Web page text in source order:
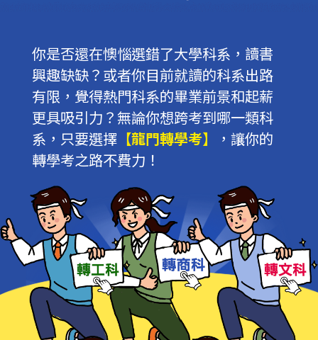
你是否還在懊惱選錯了大學科系，讀書
興趣缺缺？或者你目前就讀的科系出路
有限，覺得熱門科系的畢業前景和起薪
更具吸引力？無論你想跨考到哪一類科
系，只要選擇【龍門轉學考】
，讓你的
轉學考之路不費力！